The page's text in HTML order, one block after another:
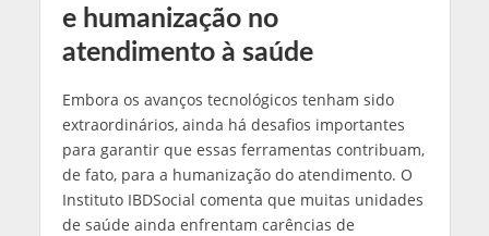
e humanização no
atendimento à saúde
Embora os avanços tecnológicos tenham sido
extraordinários, ainda há desafios importantes
para garantir que essas ferramentas contribuam,
de fato, para a humanização do atendimento. O
Instituto IBDSocial comenta que muitas unidades
de saúde ainda enfrentam carências de